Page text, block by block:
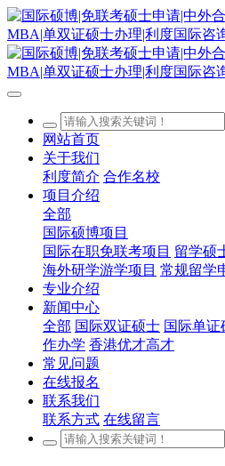
网站首页
关于我们
利度简介 合作名校
项目介绍
全部
国际硕博项目
国际在职免联考项目 留学硕
海外研学游学项目 常规留学
专业介绍
新闻中心
全部 国际双证硕士 国际单证
作办学 香港优才高才
常见问题
在线报名
联系我们
联系方式 在线留言